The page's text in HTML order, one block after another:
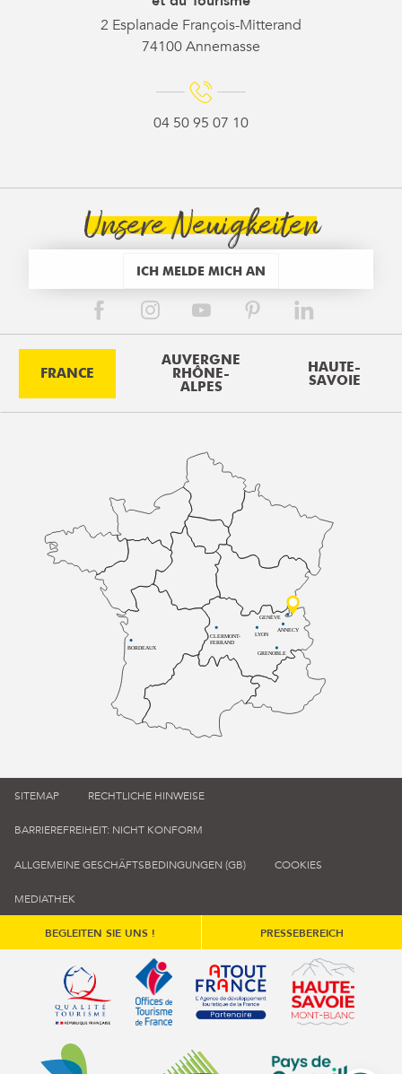
2 Esplanade François-Mitterand
74100 Annemasse
04 50 95 07 10
Unsere Neuigkeiten
ICH MELDE MICH AN
FRANCE
AUVERGNE
RHÔNE-
ALPES
HAUTE-
SAVOIE
BORDEAUX
CLERMONT-
FERRAND
LYON
ANNECY
GRENOBLE
GENÈVE
SITEMAP RECHTLICHE HINWEISE
BARRIEREFREIHEIT: NICHT KONFORM
ALLGEMEINE GESCHÄFTSBEDINGUNGEN (GB) COOKIES
MEDIATHEK
BEGLEITEN SIE UNS ! PRESSEBEREICH
Qualité tourisme (s'ouvre dans une nouvelle fenêtre)
Office de tourisme de France (s'ouvre
Atout France (s'ouvre dans
Annemasse Agglo (s'ouvre dans une nouvelle fenêtre)
Communauté de communes du
Communauté de